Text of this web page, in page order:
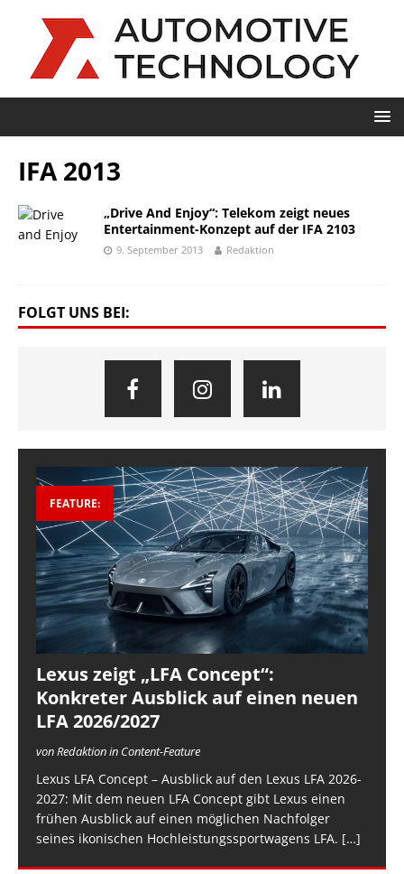
IFA 2013
„Drive And Enjoy“: Telekom zeigt neues
Entertainment-Konzept auf der IFA 2103
9. September 2013 Redaktion
FOLGT UNS BEI:
FEATURE:
Lexus zeigt „LFA Concept“:
Konkreter Ausblick auf einen neuen
LFA 2026/2027
von Redaktion in Content-Feature
Lexus LFA Concept – Ausblick auf den Lexus LFA 2026-
2027: Mit dem neuen LFA Concept gibt Lexus einen
frühen Ausblick auf einen möglichen Nachfolger
seines ikonischen Hochleistungssportwagens LFA. […]